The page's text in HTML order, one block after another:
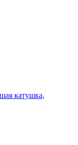
катушка,